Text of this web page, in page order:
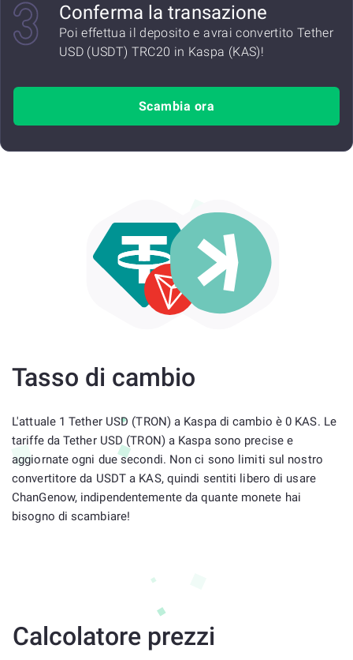
Conferma la transazione
Poi effettua il deposito e avrai convertito Tether
USD (USDT) TRC20 in Kaspa (KAS)!
Scambia ora
Tasso di cambio
L'attuale 1 Tether USD (TRON) a Kaspa di cambio è 0 KAS. Le
tariffe da Tether USD (TRON) a Kaspa sono precise e
aggiornate ogni due secondi. Non ci sono limiti sul nostro
convertitore da USDT a KAS, quindi sentiti libero di usare
ChanGenow, indipendentemente da quante monete hai
bisogno di scambiare!
Calcolatore prezzi